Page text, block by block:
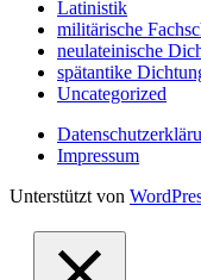
Latinistik
militärische
neulateinische
spätantike
Uncategorized
Impressum
Unterstützt von